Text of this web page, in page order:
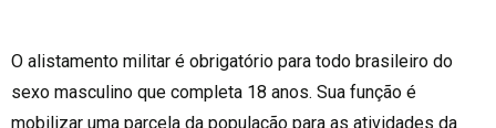
O alistamento militar é obrigatório para todo brasileiro do
sexo masculino que completa 18 anos. Sua função é
mobilizar uma parcela da população para as atividades da